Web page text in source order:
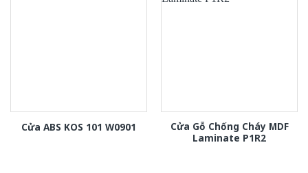
Cửa ABS KOS 101 W0901
Cửa Gỗ Chống Cháy MDF
Laminate P1R2